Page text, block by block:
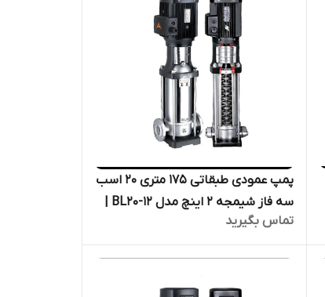
پمپ عمودی طبقاتی ۱۷۵ متری ۲۰ اسب
الکترو پمپ پروانه استیل فشار قوی
دیگ بخار
تماس بگیرید